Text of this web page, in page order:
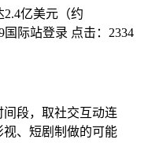
亿美元（约
国际站登录 点击： 2334
段，取社交互动连
、短剧制做的可能